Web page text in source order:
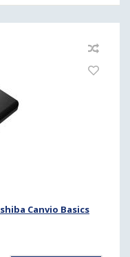
Canvio Basics